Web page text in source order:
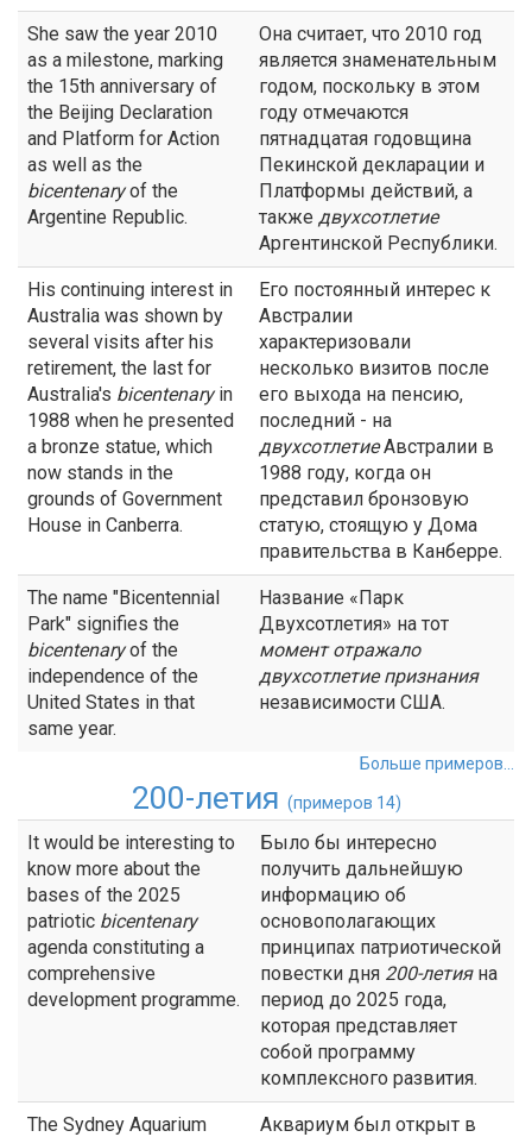
She saw the year 2010
as a milestone, marking
the 15th anniversary of
the Beijing Declaration
and Platform for Action
as well as the
bicentenaryof the
Argentine Republic.
Она считает, что 2010 год
является знаменательным
годом, поскольку в этом
году отмечаются
пятнадцатая годовщина
Пекинской декларации и
Платформы действий, а
также двухсотлетие
Аргентинской Республики.
His continuing interest in
Australia was shown by
several visits after his
retirement, the last for
Australia's bicentenaryin
1988 when he presented
a bronze statue, which
now stands in the
grounds of Government
House in Canberra.
Его постоянный интерес к
Австралии
характеризовали
несколько визитов после
его выхода на пенсию,
последний - на
двухсотлетиеАвстралии в
1988 году, когда он
представил бронзовую
статую, стоящую у Дома
правительства в Канберре.
The name "Bicentennial
Park" signifies the
bicentenaryof the
independence of the
United States in that
same year.
Название «Парк
Двухсотлетия» на тот
момент отражало
двухсотлетиепризнания
независимости США.
Больше примеров...
200-летия (примеров 14)
It would be interesting to
know more about the
bases of the 2025
patriotic bicentenary
agenda constituting a
comprehensive
development programme.
Было бы интересно
получить дальнейшую
информацию об
основополагающих
принципах патриотической
повестки дня 200-летияна
период до 2025 года,
которая представляет
собой программу
комплексного развития.
The Sydney Aquarium
Аквариум был открыт в